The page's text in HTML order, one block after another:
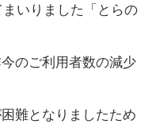
いりました「とらの
のご利用者数の減少
難となりましたため